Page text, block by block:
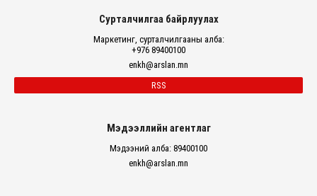
Сурталчилгаа байрлуулах
Маркетинг, сурталчилгааны алба:
+976 89400100
enkh@arslan.mn
RSS
Мэдээллийн агентлаг
Мэдээний алба: 89400100
enkh@arslan.mn